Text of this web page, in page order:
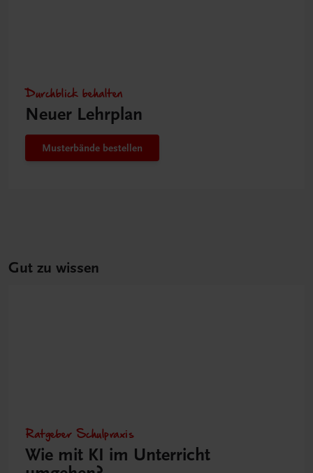
Durchblick behalten
Neuer Lehrplan
Musterbände bestellen
Gut zu wissen
Ratgeber Schulpraxis
Wie mit KI im Unterricht